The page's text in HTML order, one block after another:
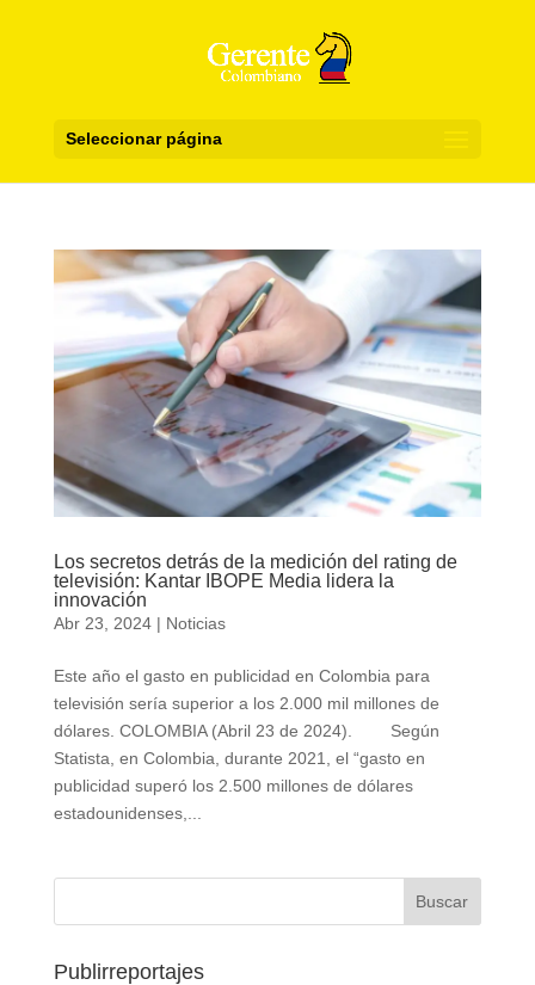
Seleccionar página
Los secretos detrás de la medición del rating de
televisión: Kantar IBOPE Media lidera la
innovación
Abr 23, 2024| Noticias
Este año el gasto en publicidad en Colombia para
televisión sería superior a los 2.000 mil millones de
dólares. COLOMBIA (Abril 23 de 2024). Según
Statista, en Colombia, durante 2021, el “gasto en
publicidad superó los 2.500 millones de dólares
estadounidenses,...
Publirreportajes